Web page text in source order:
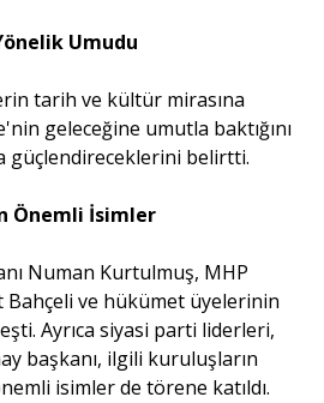
Umudu
tarih ve kültür mirasına
geleceğine umutla baktığını
güçlendireceklerini belirtti.
Önemli İsimler
Numan Kurtulmuş, MHP
Bahçeli ve hükümet üyelerinin
Ayrıca siyasi parti liderleri,
başkanı, ilgili kuruluşların
isimler de törene katıldı.